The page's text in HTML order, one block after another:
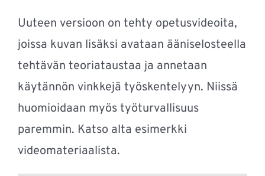
Uuteen versioon on tehty opetusvideoita,
joissa kuvan lisäksi avataan ääniselosteella
tehtävän teoriataustaa ja annetaan
käytännön vinkkejä työskentelyyn. Niissä
huomioidaan myös työturvallisuus
paremmin. Katso alta esimerkki
videomateriaalista.